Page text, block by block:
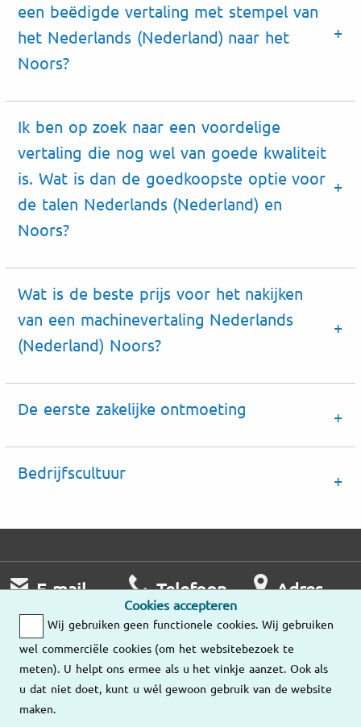
een beëdigde vertaling met stempel van
het Nederlands (Nederland) naar het
Noors?
Ik ben op zoek naar een voordelige
vertaling die nog wel van goede kwaliteit
is. Wat is dan de goedkoopste optie voor
de talen Nederlands (Nederland) en
Noors?
Wat is de beste prijs voor het nakijken
van een machinevertaling Nederlands
(Nederland) Noors?
De eerste zakelijke ontmoeting
Bedrijfscultuur
Cookies accepteren
Wij gebruiken geen functionele cookies. Wij gebruiken
wel commerciële cookies (om het websitebezoek te
meten). U helpt ons ermee als u het vinkje aanzet. Ook als
u dat niet doet, kunt u wél gewoon gebruik van de website
maken.
E-mail
Wij nemen zo
snel mogelijk
contact met u op.
Stuur ons een
Telefoon
Ma – Vr
036-534 89 10
Adres
Onze
vestigingen